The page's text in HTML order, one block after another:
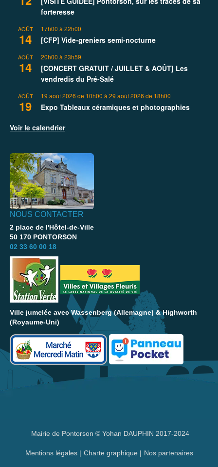
forteresse
AOÛT
14
17h00 à 22h00
[CFP] Vide-greniers semi-nocturne
AOÛT
14
20h00 à 23h59
[CONCERT GRATUIT / JUILLET & AOÛT] Les
vendredis du Pré-Salé
AOÛT
19
19 août 2026 de 10h00 à 29 août 2026 de 18h00
Expo Tableaux céramiques et photographies
Voir le calendrier
NOUS CONTACTER
2 place de l'Hôtel-de-Ville
50 170 PONTORSON
02 33 60 00 18
Ville jumelée avec Wassenberg (Allemagne) & Highworth
(Royaume-Uni)
Mairie de Pontorson © Yohan DAUPHIN 2017-2024
Mentions légales | Charte graphique | Nos partenaires